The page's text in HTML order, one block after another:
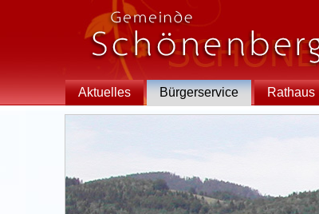
Aktuelles Bürgerservice Rathaus